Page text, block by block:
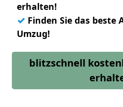
erhalten!
✓ Finden Sie das
Umzug!
blitzschnell